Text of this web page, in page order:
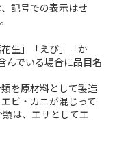
記号での表示はせ
生」「えび」「か
んでいる場合に品目名
を原材料として製造
ビ・カニが混じって
は、エサとしてエ